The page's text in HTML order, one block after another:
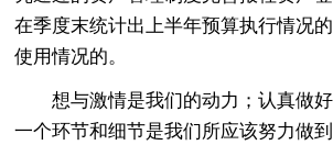
在季度末统计出上半年预算执行情况
使用情况的。
想与激情是我们的动力；认真做
一个环节和细节是我们所应该努力做